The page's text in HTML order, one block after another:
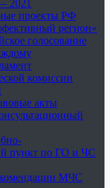
2021
проекты РФ
регион»
голосование
комиссии
акты
пункт по ГО и ЧС
МЧС